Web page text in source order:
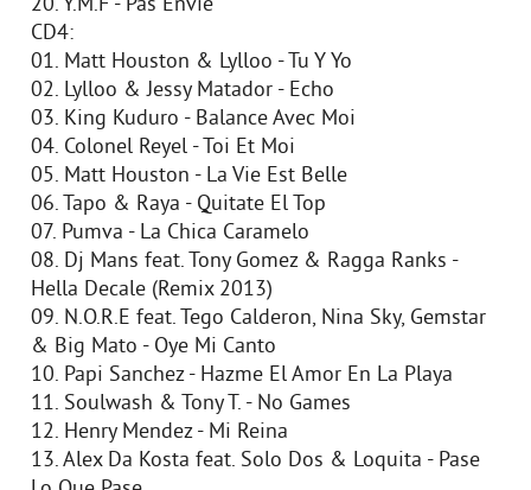
20. Y.M.F - Pas Envie
CD4:
01. Matt Houston & Lylloo - Tu Y Yo
02. Lylloo & Jessy Matador - Echo
03. King Kuduro - Balance Avec Moi
04. Colonel Reyel - Toi Et Moi
05. Matt Houston - La Vie Est Belle
06. Tapo & Raya - Quitate El Top
07. Pumva - La Chica Caramelo
08. Dj Mans feat. Tony Gomez & Ragga Ranks -
Hella Decale (Remix 2013)
09. N.O.R.E feat. Tego Calderon, Nina Sky, Gemstar
& Big Mato - Oye Mi Canto
10. Papi Sanchez - Hazme El Amor En La Playa
11. Soulwash & Tony T. - No Games
12. Henry Mendez - Mi Reina
13. Alex Da Kosta feat. Solo Dos & Loquita - Pase